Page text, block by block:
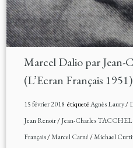
Marcel Dalio par Jean-
(L’Ecran Français 1951)
15 février 2018 étiquetéAgnès Laury/
Jean Renoir/Jean-Charles
Français/Marcel Carné/Michael